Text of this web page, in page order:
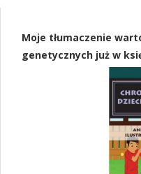
Moje tłumaczenie
genetycznych już w